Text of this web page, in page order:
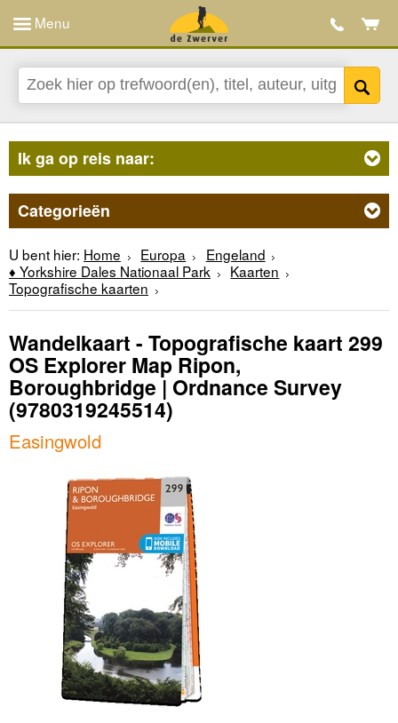
Menu
Ik ga op reis naar:
Categorieën
U bent hier: Home Europa
Engeland
♦ Yorkshire Dales Nationaal Park
Kaarten
Topografische kaarten
Wandelkaart - Topografische kaart 299
OS Explorer Map Ripon,
Boroughbridge | Ordnance Survey
(9780319245514)
Easingwold